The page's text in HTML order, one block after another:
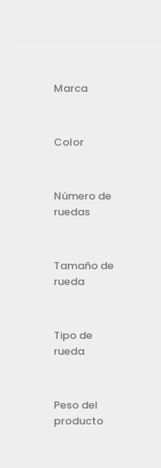
Marca
Color
Número de
ruedas
Tamaño de
rueda
Tipo de
rueda
Peso del
producto